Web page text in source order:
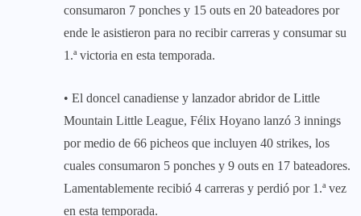
consumaron 7 ponches y 15 outs en 20 bateadores por
ende le asistieron para no recibir carreras y consumar su
1.ª victoria en esta temporada.
• El doncel canadiense y lanzador abridor de Little
Mountain Little League, Félix Hoyano lanzó 3 innings
por medio de 66 picheos que incluyen 40 strikes, los
cuales consumaron 5 ponches y 9 outs en 17 bateadores.
Lamentablemente recibió 4 carreras y perdió por 1.ª vez
en esta temporada.